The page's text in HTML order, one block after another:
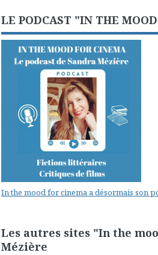
LE PODCAST "IN THE
In the mood for cinema a désormais son
Les autres sites "In the
Mézière